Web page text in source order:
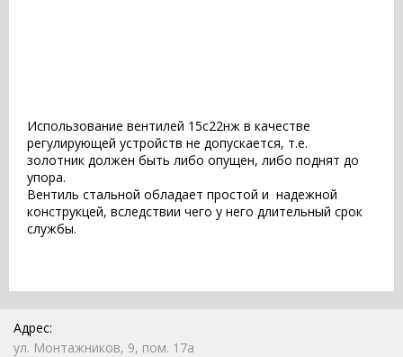
Использование вентилей 15с22нж в качестве
регулирующей устройств не допускается, т.е.
золотник должен быть либо опущен, либо поднят до
упора.
Вентиль стальной обладает простой и надежной
конструкцей, вследствии чего у него длительный срок
службы.
Адрес:
ул. Монтажников, 9, пом. 17а